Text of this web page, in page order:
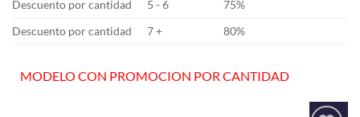
Descuento por cantidad
5 - 6
75%
Descuento por cantidad
7 + 80%
MODELO CON PROMOCION POR CANTIDAD